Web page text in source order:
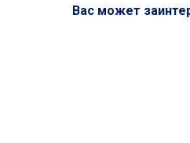
Вас может